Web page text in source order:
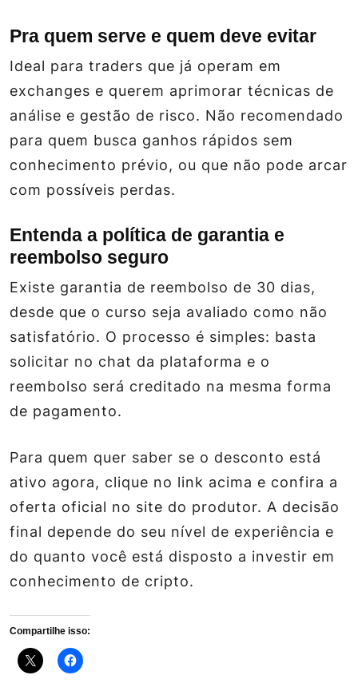
Pra quem serve e quem deve evitar
Ideal para traders que já operam em
exchanges e querem aprimorar técnicas de
análise e gestão de risco. Não recomendado
para quem busca ganhos rápidos sem
conhecimento prévio, ou que não pode arcar
com possíveis perdas.
Entenda a política de garantia e
reembolso seguro
Existe garantia de reembolso de 30 dias,
desde que o curso seja avaliado como não
satisfatório. O processo é simples: basta
solicitar no chat da plataforma e o
reembolso será creditado na mesma forma
de pagamento.
Para quem quer saber se o desconto está
ativo agora, clique no link acima e confira a
oferta oficial no site do produtor. A decisão
final depende do seu nível de experiência e
do quanto você está disposto a investir em
conhecimento de cripto.
Compartilhe isso: